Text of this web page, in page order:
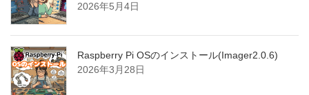
2026年5月4日
Raspberry Pi OSのインストール(Imager2.0.6)
2026年3月28日